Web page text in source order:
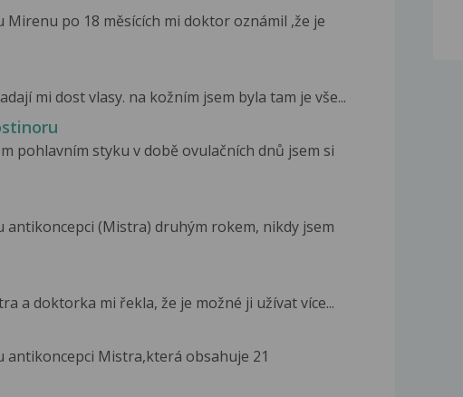
po 18 měsících mi doktor oznámil ,že je
mi dost vlasy. na kožním jsem byla tam je vše...
pohlavním styku v době ovulačních dnů jsem si
antikoncepci (Mistra) druhým rokem, nikdy jsem
a doktorka mi řekla, že je možné ji užívat více...
antikoncepci Mistra,která obsahuje 21